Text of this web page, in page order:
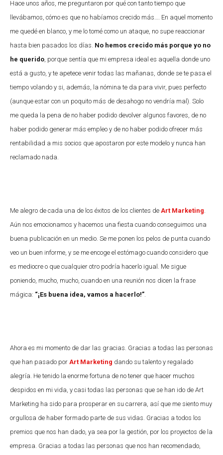
Hace unos años, me preguntaron por qué con tanto tiempo que
llevábamos, cómo es que no habíamos crecido más…. En aquel momento
me quedé en blanco, y me lo tomé como un ataque, no supe reaccionar
hasta bien pasados los días. No hemos crecido más porque yo no
he querido , porque sentía que mi empresa ideal es aquella donde uno
está a gusto, y te apetece venir todas las mañanas, donde se te pasa el
tiempo volando y si, además, la nómina te da para vivir, pues perfecto
(aunque estar con un poquito más de desahogo no vendría mal). Solo
me queda la pena de no haber podido devolver algunos favores, de no
haber podido generar más empleo y de no haber podido ofrecer más
rentabilidad a mis socios que apostaron por este modelo y nunca han
reclamado nada.
Me alegro de cada una de los éxitos de los clientes de Art Marketing
Aún nos emocionamos y hacemos una fiesta cuando conseguimos una
buena publicación en un medio. Se me ponen los pelos de punta cuando
veo un buen informe, y se me encoge el estómago cuando considero que
es mediocre o que cualquier otro podría hacerlo igual. Me sigue
poniendo, mucho, mucho, cuando en una reunión nos dicen la frase
mágica: “¡Es buena idea, vamos a hacerlo!”
Ahora es mi momento de dar las gracias. Gracias a todas las personas
que han pasado por Art Marketing dando su talento y regalado
alegría. He tenido la enorme fortuna de no tener que hacer muchos
despidos en mi vida, y casi todas las personas que se han ido de Art
Marketing ha sido para prosperar en su carrera, así que me siento muy
orgullosa de haber formado parte de sus vidas. Gracias a todos los
premios que nos han dado, ya sea por la gestión, por los proyectos de la
empresa. Gracias a todas las personas que nos han recomendado,